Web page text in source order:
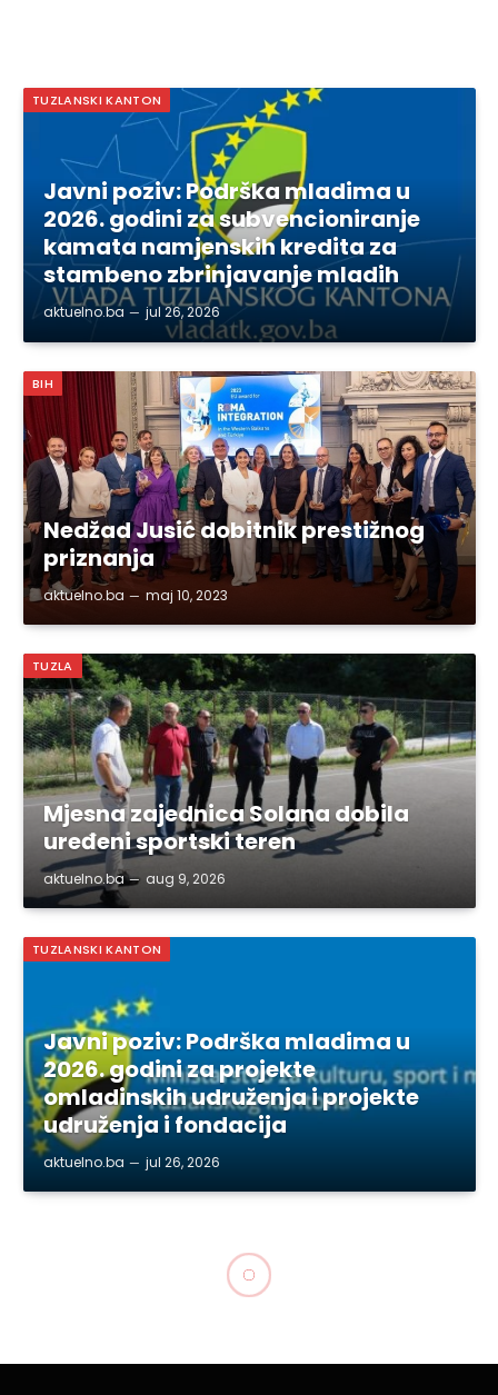
TUZLANSKI KANTON
Javni poziv: Podrška mladima u
2026. godini za subvencioniranje
kamata namjenskih kredita za
stambeno zbrinjavanje mladih
aktuelno.ba jul 26, 2026
BIH
Nedžad Jusić dobitnik prestižnog
priznanja
aktuelno.ba maj 10, 2023
TUZLA
Mjesna zajednica Solana dobila
uređeni sportski teren
aktuelno.ba aug 9, 2026
TUZLANSKI KANTON
Javni poziv: Podrška mladima u
2026. godini za projekte
omladinskih udruženja i projekte
udruženja i fondacija
aktuelno.ba jul 26, 2026
Platforma BH dijaspore u